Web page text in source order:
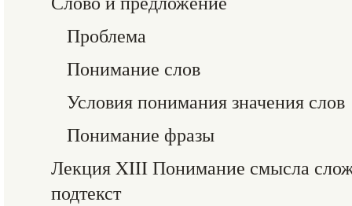
Проблема
Понимание слов
Условия понимания значения слов
Понимание фразы
Лекция XIII Понимание смысла
подтекст